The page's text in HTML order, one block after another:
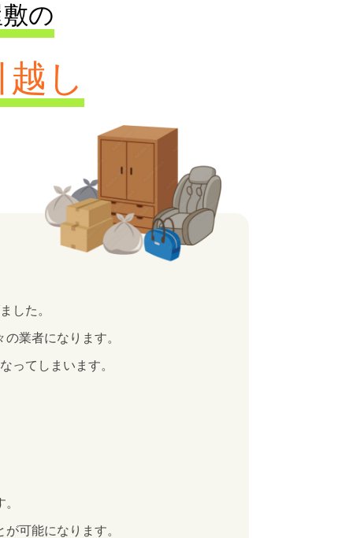
の
し
した。
業者になります。
ってしまいます。
可能になります。